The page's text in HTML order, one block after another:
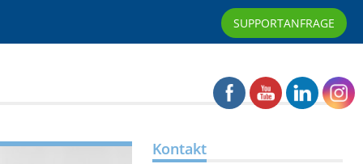
SUPPORTANFRAGE
Kontakt